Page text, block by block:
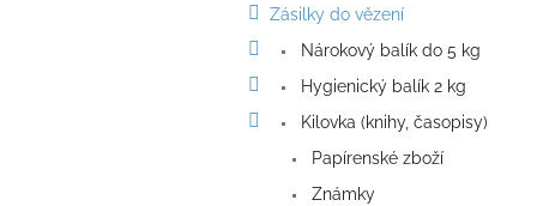
Zásilky do vězení
Nárokový balík do 5 kg
Hygienický balík 2 kg
Kilovka (knihy, časopisy)
Papírenské zboží
Známky